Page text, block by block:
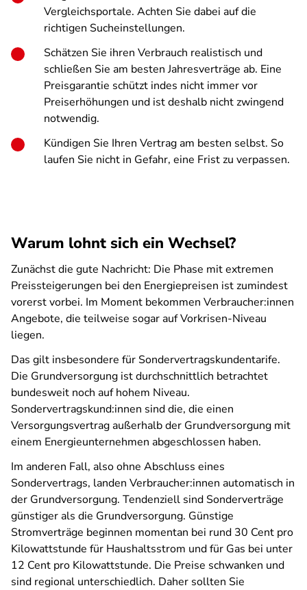
Vergleichsportale. Achten Sie dabei auf die
richtigen Sucheinstellungen.
Schätzen Sie ihren Verbrauch realistisch und
schließen Sie am besten Jahresverträge ab. Eine
Preisgarantie schützt indes nicht immer vor
Preiserhöhungen und ist deshalb nicht zwingend
notwendig.
Kündigen Sie Ihren Vertrag am besten selbst. So
laufen Sie nicht in Gefahr, eine Frist zu verpassen.
Warum lohnt sich ein Wechsel?
Zunächst die gute Nachricht: Die Phase mit extremen
Preissteigerungen bei den Energiepreisen ist zumindest
vorerst vorbei. Im Moment bekommen Verbraucher:innen
Angebote, die teilweise sogar auf Vorkrisen-Niveau
liegen.
Das gilt insbesondere für Sondervertragskundentarife.
Die Grundversorgung ist durchschnittlich betrachtet
bundesweit noch auf hohem Niveau.
Sondervertragskund:innen sind die, die einen
Versorgungsvertrag außerhalb der Grundversorgung mit
einem Energieunternehmen abgeschlossen haben.
Im anderen Fall, also ohne Abschluss eines
Sondervertrags, landen Verbraucher:innen automatisch in
der Grundversorgung. Tendenziell sind Sonderverträge
günstiger als die Grundversorgung. Günstige
Stromverträge beginnen momentan bei rund 30 Cent pro
Kilowattstunde für Haushaltsstrom und für Gas bei unter
12 Cent pro Kilowattstunde. Die Preise schwanken und
sind regional unterschiedlich. Daher sollten Sie